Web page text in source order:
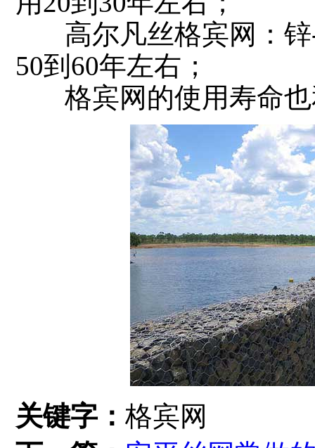
高尔凡丝格宾网：锌-
50到60年左右；
格宾网的使用寿命也
关键字： 格宾网